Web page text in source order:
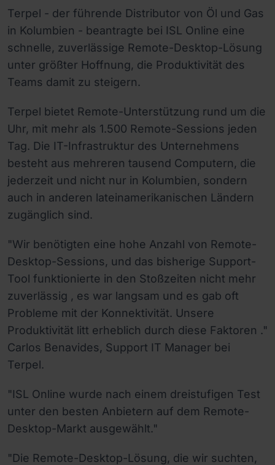
Terpel - der führende Distributor von Öl und Gas
in Kolumbien - beantragte bei ISL Online eine
schnelle, zuverlässige Remote-Desktop-Lösung
unter größter Hoffnung, die Produktivität des
Teams damit zu steigern.
Terpel bietet Remote-Unterstützung rund um die
Uhr, mit mehr als 1.500 Remote-Sessions jeden
Tag. Die IT-Infrastruktur des Unternehmens
besteht aus mehreren tausend Computern, die
jederzeit und nicht nur in Kolumbien, sondern
auch in anderen lateinamerikanischen Ländern
zugänglich sind.
"Wir benötigten eine hohe Anzahl von Remote-
Desktop-Sessions, und das bisherige Support-
Tool funktionierte in den Stoßzeiten nicht mehr
zuverlässig , es war langsam und es gab oft
Probleme mit der Konnektivität. Unsere
Produktivität litt erheblich durch diese Faktoren ."
Carlos Benavides, Support IT Manager bei
Terpel.
"ISL Online wurde nach einem dreistufigen Test
unter den besten Anbietern auf dem Remote-
Desktop-Markt ausgewählt."
"Die Remote-Desktop-Lösung, die wir suchten,